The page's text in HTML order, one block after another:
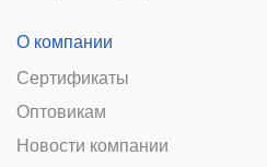
О компании
Сертификаты
Оптовикам
Новости компании